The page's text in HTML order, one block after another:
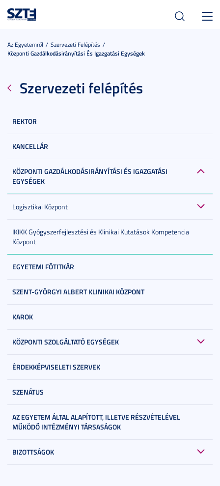
Az Egyetemről
Szervezeti Felépítés
Központi Gazdálkodásirányítási És Igazgatási Egységek
Szervezeti felépítés
REKTOR
KANCELLÁR
KÖZPONTI GAZDÁLKODÁSIRÁNYÍTÁSI ÉS IGAZGATÁSI
EGYSÉGEK
Logisztikai Központ
IKIKK Gyógyszerfejlesztési és Klinikai Kutatások Kompetencia
Központ
EGYETEMI FŐTITKÁR
SZENT-GYÖRGYI ALBERT KLINIKAI KÖZPONT
KAROK
KÖZPONTI SZOLGÁLTATÓ EGYSÉGEK
ÉRDEKKÉPVISELETI SZERVEK
SZENÁTUS
AZ EGYETEM ÁLTAL ALAPÍTOTT, ILLETVE RÉSZVÉTELÉVEL
MŰKÖDŐ INTÉZMÉNYI TÁRSASÁGOK
BIZOTTSÁGOK